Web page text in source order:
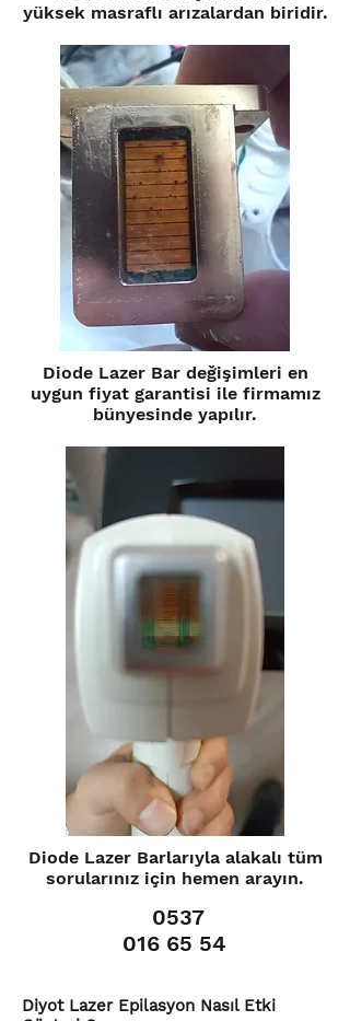
yüksek masraflı arızalardan biridir.
Diode Lazer Bar değişimleri en
uygun fiyat garantisi ile firmamız
bünyesinde yapılır.
Diode Lazer Barlarıyla alakalı tüm
sorularınız için hemen arayın.
0537
016 65 54
Diyot Lazer Epilasyon Nasıl Etki